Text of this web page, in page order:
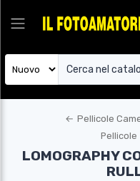
← Pellicole
Pellicole
LOMOGRAPHY